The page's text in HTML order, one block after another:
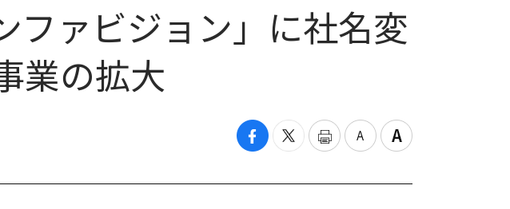
ファビジョン」に社名変
業の拡大